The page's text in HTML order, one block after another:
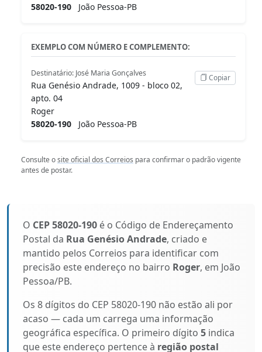
58020-190 João Pessoa-PB
EXEMPLO COM NÚMERO E COMPLEMENTO:
Destinatário: José Maria Gonçalves
Rua Genésio Andrade, 1009 - bloco 02,
apto. 04
Roger
58020-190 João Pessoa-PB
Copiar
Consulte osite oficial dos Correios para confirmar o padrão vigente
antes de postar.
O CEP 58020-190 é o Código de Endereçamento
Postal da Rua Genésio Andrade, criado e
mantido pelos Correios para identificar com
precisão este endereço no bairro Roger, em João
Pessoa/PB.
Os 8 dígitos do CEP 58020-190 não estão ali por
acaso — cada um carrega uma informação
geográfica específica. O primeiro dígito 5 indica
que este endereço pertence à região postal